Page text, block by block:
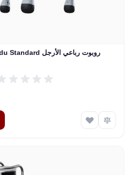
Unitree Go2 Edu Standard روبوت رباعي الأرجل